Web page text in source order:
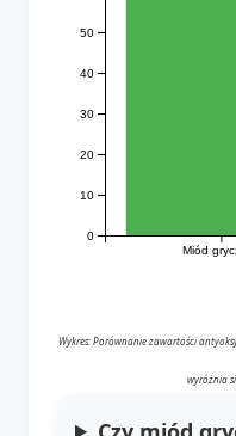
Miód
0
10
20
30
40
50
Wykres: Porównanie zawartości
wyróżnia